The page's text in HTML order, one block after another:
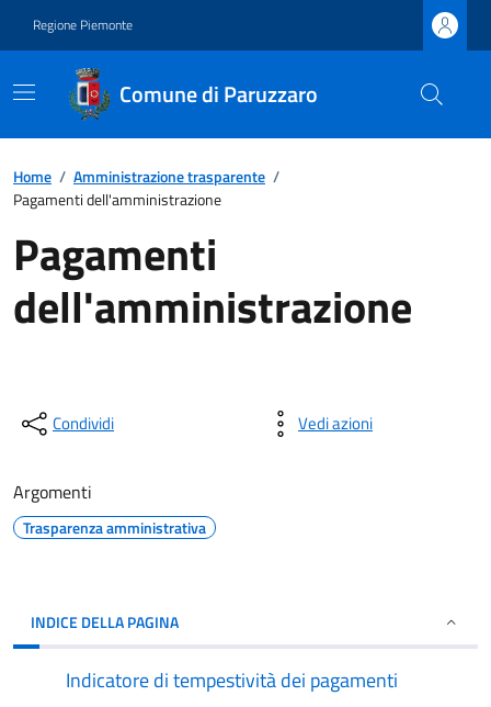
Regione Piemonte
Comune di Paruzzaro
Home / Amministrazione trasparente /
Pagamenti dell'amministrazione
Pagamenti
dell'amministrazione
Condividi Vedi azioni
Argomenti
Trasparenza amministrativa
INDICE DELLA PAGINA
Indicatore di tempestività dei pagamenti